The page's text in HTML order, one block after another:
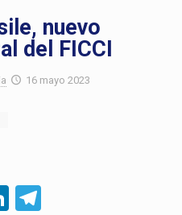
nuevo
del FICCI
16 mayo 2023
LinkedIn